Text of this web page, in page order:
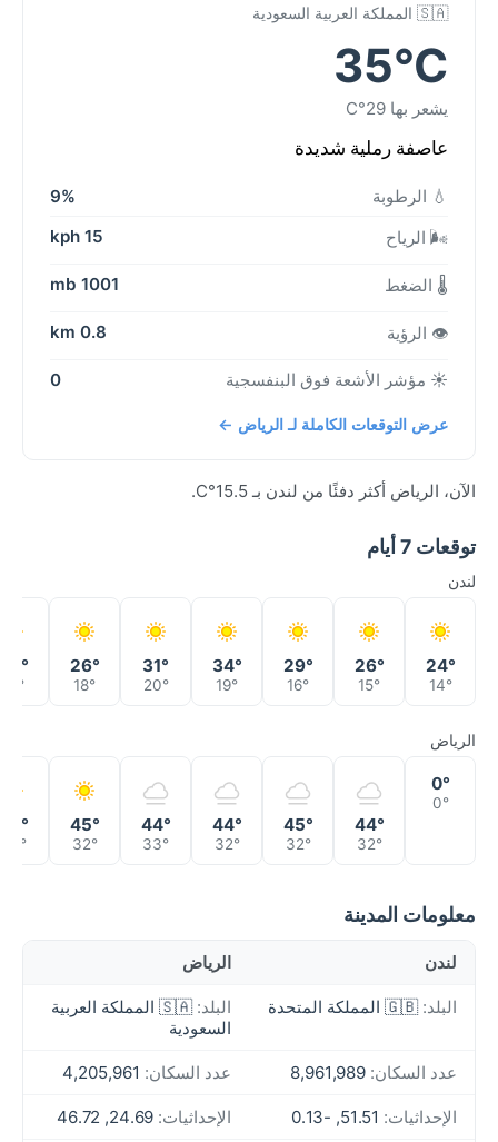
🇸🇦 المملكة العربية السعودية
35°C
يشعر بها 29°C
عاصفة رملية شديدة
💧 الرطوبة
9%
🌬️ الرياح
15 kph
🌡️ الضغط 1001 mb
👁️ الرؤية 0.8 km
☀️ مؤشر الأشعة فوق البنفسجية 0
عرض التوقعات الكاملة لـ الرياض ←
الآن، الرياض أكثر دفئًا من لندن بـ 15.5°C.
توقعات 7 أيام
لندن
24°
14°
26°
15°
29°
16°
34°
19°
31°
20°
26°
18°
19°
الرياض
0°
0°
44°
32°
45°
32°
44°
32°
44°
33°
45°
32°
35°
معلومات المدينة
لندن الرياض
البلد: 🇬🇧 المملكة المتحدة البلد:
🇸🇦 المملكة العربية
السعودية
عدد السكان: عدد السكان:
الإحداثيات: الإحداثيات: